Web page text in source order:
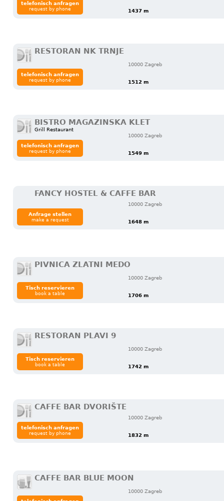
1437 m
telefonisch anfragen
request by phone
RESTORAN NK TRNJE
10000 Zagreb
1512 m
telefonisch anfragen
request by phone
BISTRO MAGAZINSKA KLET
Grill Restaurant
10000 Zagreb
1549 m
telefonisch anfragen
request by phone
FANCY HOSTEL & CAFFE BAR
10000 Zagreb
1648 m
Anfrage stellen
make a request
PIVNICA ZLATNI MEDO
10000 Zagreb
1706 m
Tisch reservieren
book a table
RESTORAN PLAVI 9
10000 Zagreb
1742 m
Tisch reservieren
book a table
CAFFE BAR DVORIŠTE
10000 Zagreb
1832 m
telefonisch anfragen
request by phone
CAFFE BAR BLUE MOON
10000 Zagreb